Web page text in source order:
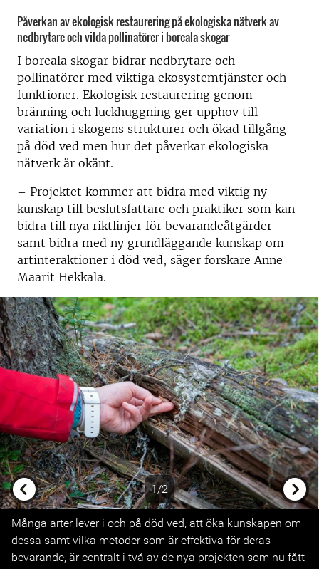
Påverkan av ekologisk restaurering på ekologiska nätverk av
nedbrytare och vilda pollinatörer i boreala skogar
I boreala skogar bidrar nedbrytare och
pollinatörer med viktiga ekosystemtjänster och
funktioner. Ekologisk restaurering genom
bränning och luckhuggning ger upphov till
variation i skogens strukturer och ökad tillgång
på död ved men hur det påverkar ekologiska
nätverk är okänt.
– Projektet kommer att bidra med viktig ny
kunskap till beslutsfattare och praktiker som kan
bidra till nya riktlinjer för bevarandeåtgärder
samt bidra med ny grundläggande kunskap om
artinteraktioner i död ved, säger forskare Anne-
Maarit Hekkala.
1/2
Previous
Många arter lever i och på död ved, att öka kunskapen om
dessa samt vilka metoder som är effektiva för deras
bevarande, är centralt i två av de nya projekten som nu fått